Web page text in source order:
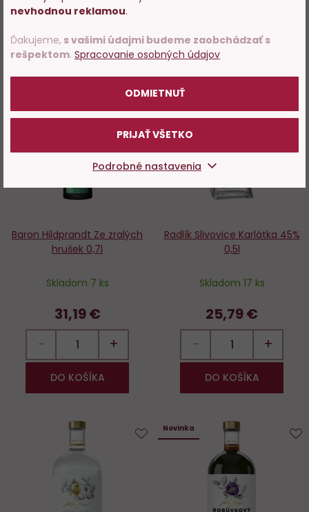
− +
DO KOŠÍKA DO KOŠÍKA
Baron Hildprandt Ze zralých
hrušek 0,7l
Skladom 7 ks
31,19 €
− +
DO KOŠÍKA
Do
obľúbených
Radlík Slivovice Karlátka 45%
0,5l
Skladom 17 ks
25,79 €
− +
DO KOŠÍKA
obľúbených
Novinka
nevhodnou reklamou.
Ďakujeme, s vašimi údajmi budeme zaobchádzať s
rešpektom. Spracovanie osobných údajov
ODMIETNUŤ
PRIJAŤ VŠETKO
Podrobné nastavenia
potvrďte, že Vám už bolo 18